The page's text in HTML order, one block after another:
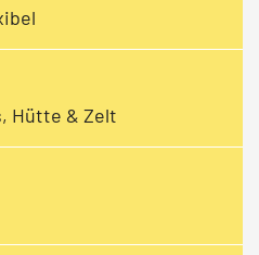
Hütte & Zelt